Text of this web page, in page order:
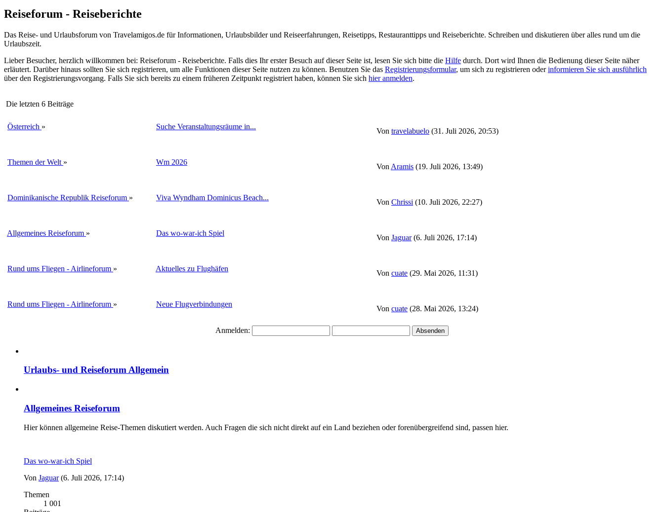
Reiseforum - Reiseberichte
Das Reise- und Urlaubsforum von Travelamigos.de für Informationen, Urlaubsbilder und Reiseerfahrungen, Reisetipps, Restauranttipps und Reiseberichte. Schreiben und diskutieren über alles rund um die
Urlaubszeit.
Lieber Besucher, herzlich willkommen bei: Reiseforum - Reiseberichte. Falls dies Ihr erster Besuch auf dieser Seite ist, lesen Sie sich bitte die Hilfe durch. Dort wird Ihnen die Bedienung dieser Seite näher
erläutert. Darüber hinaus sollten Sie sich registrieren, um alle Funktionen dieser Seite nutzen zu können. Benutzen Sie das Registrierungsformular, um sich zu registrieren oderinformieren Sie sich ausführlich
über den Registrierungsvorgang. Falls Sie sich bereits zu einem früheren Zeitpunkt registriert haben, können Sie sich hier anmelden.
Die letzten 6 Beiträge
Österreich » Suche Veranstaltungsräume in...
Von travelabuelo (31. Juli 2026, 20:53)
Themen der Welt » Wm 2026
Von Aramis (19. Juli 2026, 13:49)
Dominikanische Republik Reiseforum » Viva Wyndham Dominicus Beach...
Von Chrissi (10. Juli 2026, 22:27)
Allgemeines Reiseforum » Das wo-war-ich Spiel
Von Jaguar (6. Juli 2026, 17:14)
Rund ums Fliegen - Airlineforum » Aktuelles zu Flughäfen
Von cuate (29. Mai 2026, 11:31)
Rund ums Fliegen - Airlineforum » Neue Flugverbindungen
Von cuate (28. Mai 2026, 13:24)
Anmelden:
Urlaubs- und Reiseforum Allgemein
Allgemeines Reiseforum
Hier können allgemeine Reise-Themen diskutiert werden. Auch Fragen die sich nicht direkt auf ein Land beziehen oder forenübergreifend sind, passen hier.
Das wo-war-ich Spiel
Von Jaguar (6. Juli 2026, 17:14)
Themen
1 001